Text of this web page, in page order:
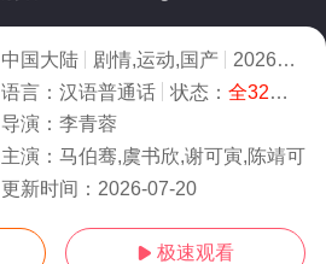
中国大陆 剧情,运动,国产 2026
2.0
语言： 汉语普通话 状态： 全32集
导演： 李青蓉
主演： 马伯骞,虞书欣,谢可寅,陈靖可
更新时间： 2026-07-20
 极速观看